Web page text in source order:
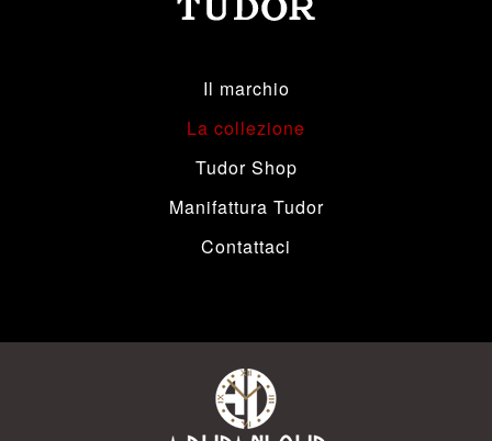
Il marchio
La collezione
Tudor Shop
Manifattura Tudor
Contattaci